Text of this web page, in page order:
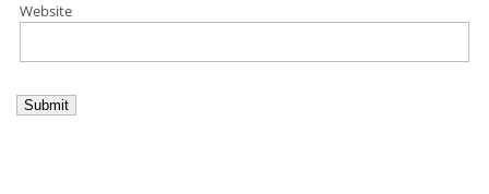
Website